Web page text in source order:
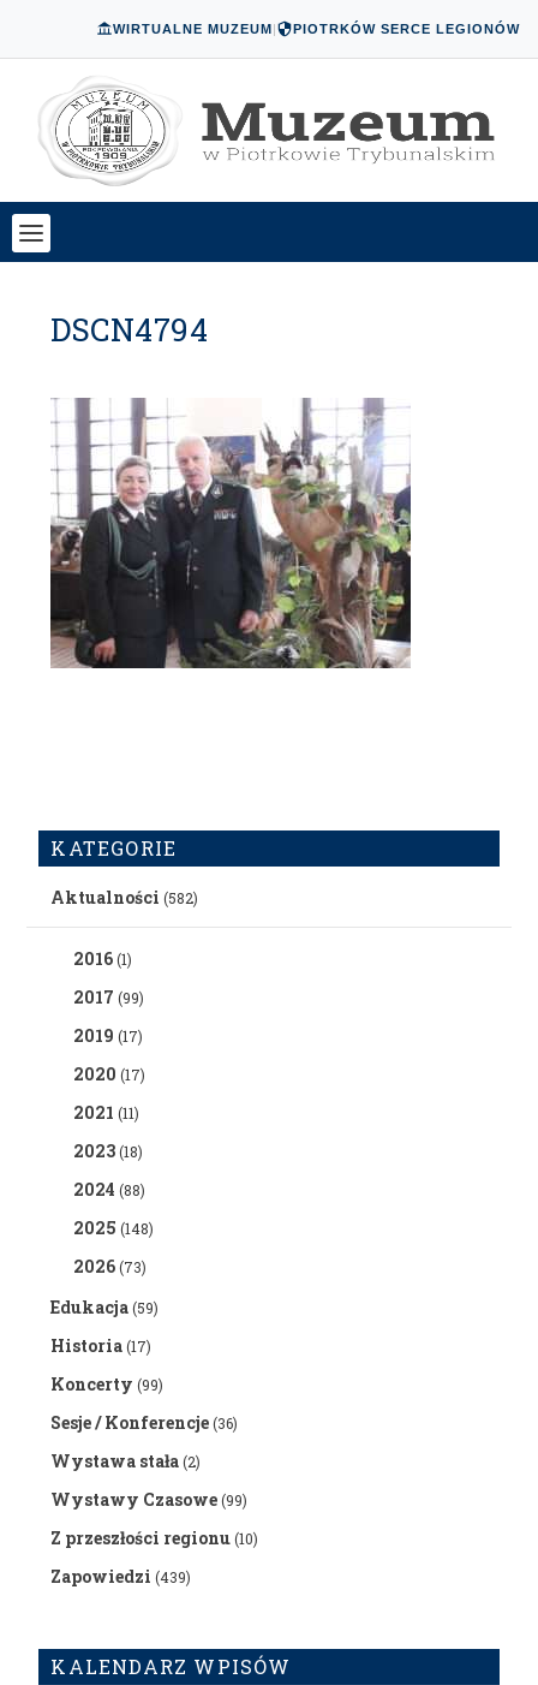
WIRTUALNE MUZEUM| PIOTRKÓW SERCE LEGIONÓW
DSCN4794
KATEGORIE
Aktualności (582)
2016(1)
2017 (99)
2019 (17)
2020 (17)
2021 (11)
2023(18)
2024 (88)
2025 (148)
2026(73)
Edukacja(59)
Historia(17)
Koncerty (99)
Sesje / Konferencje(36)
Wystawa stała(2)
Wystawy Czasowe(99)
Z przeszłości regionu(10)
Zapowiedzi (439)
KALENDARZ WPISÓW